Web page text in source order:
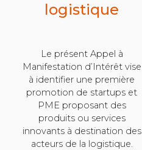
logistique
Le présent Appel à
Manifestation d’Intérêt vise
à identifier une première
promotion de startups et
PME proposant des
produits ou services
innovants à destination des
acteurs de la logistique.